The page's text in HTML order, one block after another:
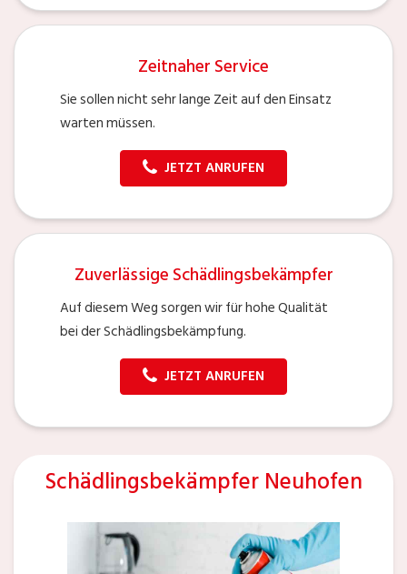
Zeitnaher Service
Sie sollen nicht sehr lange Zeit auf den Einsatz
warten müssen.
JETZT ANRUFEN
Zuverlässige Schädlingsbekämpfer
Auf diesem Weg sorgen wir für hohe Qualität
bei der Schädlingsbekämpfung.
JETZT ANRUFEN
Schädlingsbekämpfer Neuhofen